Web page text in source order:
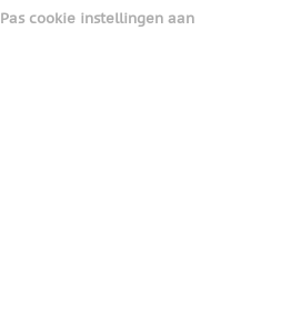
Pas cookie instellingen aan